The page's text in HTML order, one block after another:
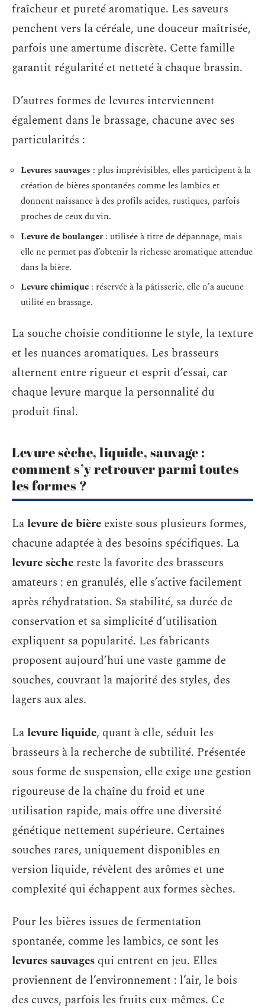
fraîcheur et pureté aromatique. Les saveurs
penchent vers la céréale, une douceur maîtrisée,
parfois une amertume discrète. Cette famille
garantit régularité et netteté à chaque brassin.
D’autres formes de levures interviennent
également dans le brassage, chacune avec ses
particularités :
Levures sauvages : plus imprévisibles, elles participent à la
création de bières spontanées comme les lambics et
donnent naissance à des profils acides, rustiques, parfois
proches de ceux du vin.
Levure de boulanger: utilisée à titre de dépannage, mais
elle ne permet pas d’obtenir la richesse aromatique attendue
dans la bière.
Levure chimique : réservée à la pâtisserie, elle n’a aucune
utilité en brassage.
La souche choisie conditionne le style, la texture
et les nuances aromatiques. Les brasseurs
alternent entre rigueur et esprit d’essai, car
chaque levure marque la personnalité du
produit final.
Levure sèche, liquide, sauvage :
comment s’y retrouver parmi toutes
les formes ?
Lalevure de bière existe sous plusieurs formes,
chacune adaptée à des besoins spécifiques. La
levure sèche reste la favorite des brasseurs
amateurs : en granulés, elle s’active facilement
après réhydratation. Sa stabilité, sa durée de
conservation et sa simplicité d’utilisation
expliquent sa popularité. Les fabricants
proposent aujourd’hui une vaste gamme de
souches, couvrant la majorité des styles, des
lagers aux ales.
Lalevure liquide, quant à elle, séduit les
brasseurs à la recherche de subtilité. Présentée
sous forme de suspension, elle exige une gestion
rigoureuse de la chaîne du froid et une
utilisation rapide, mais offre une diversité
génétique nettement supérieure. Certaines
souches rares, uniquement disponibles en
version liquide, révèlent des arômes et une
complexité qui échappent aux formes sèches.
Pour les bières issues de fermentation
spontanée, comme les lambics, ce sont les
levures sauvages qui entrent en jeu. Elles
proviennent de l’environnement : l’air, le bois
des cuves, parfois les fruits eux-mêmes. Ce